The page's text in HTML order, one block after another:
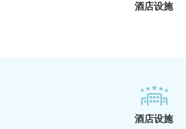
酒店设施
酒店设施